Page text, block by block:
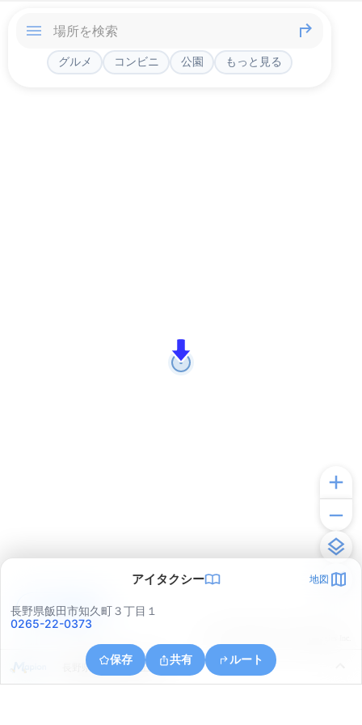
グルメ コンビニ 公園 もっと見る
アイタクシー 地図
長野県飯田市知久町３丁目１
0265-22-0373
保存 共有 ルート
長野県飯田市松尾上溝
アプリで見る